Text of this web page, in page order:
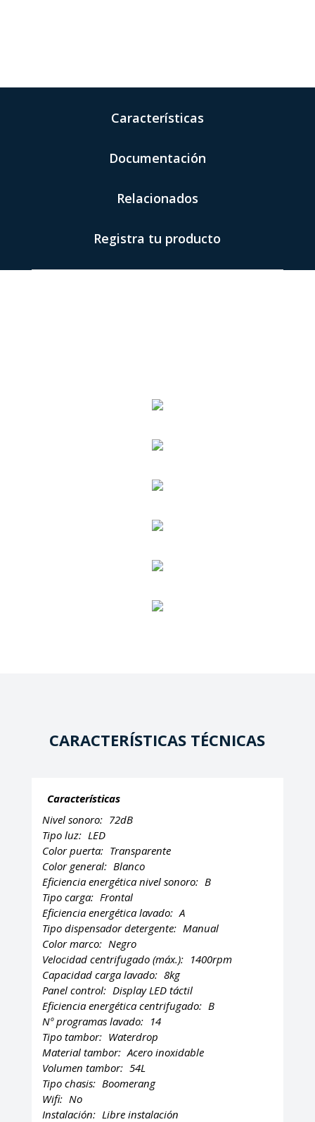
Características
Documentación
Relacionados
Registra tu producto
CARACTERÍSTICAS TÉCNICAS
Características
Nivel sonoro: 72dB
Tipo luz: LED
Color puerta: Transparente
Color general: Blanco
Eficiencia energética nivel sonoro: B
Tipo carga: Frontal
Eficiencia energética lavado: A
Tipo dispensador detergente: Manual
Color marco: Negro
Velocidad centrifugado (máx.): 1400rpm
Capacidad carga lavado: 8kg
Panel control: Display LED táctil
Eficiencia energética centrifugado: B
Nº programas lavado: 14
Tipo tambor: Waterdrop
Material tambor: Acero inoxidable
Volumen tambor: 54L
Tipo chasis: Boomerang
Wifi: No
Instalación: Libre instalación